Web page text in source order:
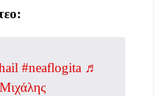
#neaflogita ♬